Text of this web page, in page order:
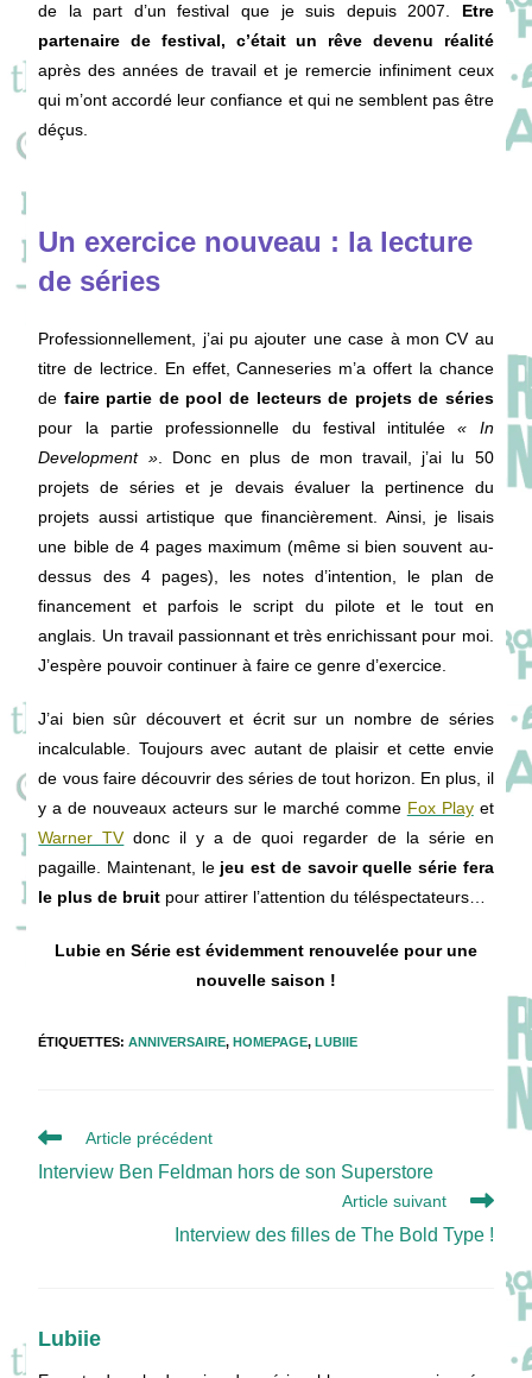
de la part d’un festival que je suis depuis 2007. Etre
partenaire de festival, c’était un rêve devenu réalité
après des années de travail et je remercie infiniment ceux
qui m’ont accordé leur confiance et qui ne semblent pas être
déçus.
Un exercice nouveau : la lecture
de séries
Professionnellement, j’ai pu ajouter une case à mon CV au
titre de lectrice. En effet, Canneseries m’a offert la chance
de faire partie de pool de lecteurs de projets de séries
pour la partie professionnelle du festival intitulée« In
Development ». Donc en plus de mon travail, j’ai lu 50
projets de séries et je devais évaluer la pertinence du
projets aussi artistique que financièrement. Ainsi, je lisais
une bible de 4 pages maximum (même si bien souvent au-
dessus des 4 pages), les notes d’intention, le plan de
financement et parfois le script du pilote et le tout en
anglais. Un travail passionnant et très enrichissant pour moi.
J’espère pouvoir continuer à faire ce genre d’exercice.
J’ai bien sûr découvert et écrit sur un nombre de séries
incalculable. Toujours avec autant de plaisir et cette envie
de vous faire découvrir des séries de tout horizon. En plus, il
y a de nouveaux acteurs sur le marché comme Fox Playet
Warner TVdonc il y a de quoi regarder de la série en
pagaille. Maintenant, lejeu est de savoir quelle série fera
le plus de bruit pour attirer l’attention du téléspectateurs…
Lubie en Série est évidemment renouvelée pour une
nouvelle saison !
ÉTIQUETTES:ANNIVERSAIRE, HOMEPAGE, LUBIIE
Read
articles
Article précédent
Interview Ben Feldman hors de son Superstore
Article suivant
Interview des filles de The Bold Type !
Lubiie